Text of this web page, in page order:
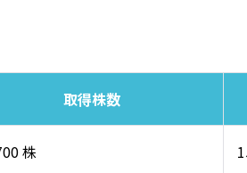
取得株数
株